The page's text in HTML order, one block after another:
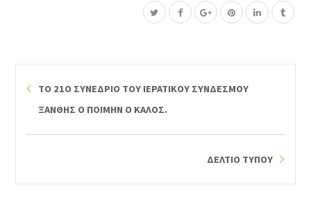
ΤΟ 21Ο ΣΥΝΕΔΡΙΟ ΤΟΥ ΙΕΡΑΤΙΚΟΥ ΣΥΝΔΕΣΜΟΥ
ΞΑΝΘΗΣ Ο ΠΟΙΜΗΝ Ο ΚΑΛΟΣ.
ΔΕΛΤΙΟ ΤΥΠΟΥ